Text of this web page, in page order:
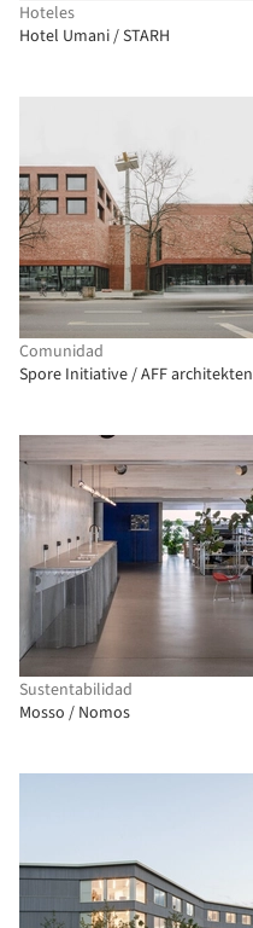
Hoteles
Hotel Umani / STARH
Comunidad
Spore Initiative / AFF architekten
Sustentabilidad
Mosso / Nomos